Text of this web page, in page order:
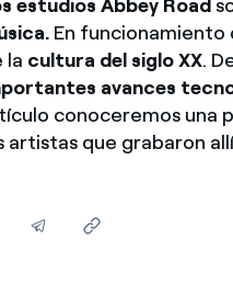
Ofertas para
¿Gestionas
estudios Abbey Road
En funcionamiento
la cultura del siglo XX.
avances
conoceremos una
artistas que grabaron